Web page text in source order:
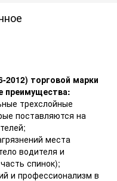
2012) торговой марки
преимущества:
трехслойные
поставляются на
места
водителя и
спинок);
и профессионализм в